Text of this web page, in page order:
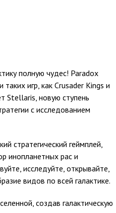
полную чудес! Paradox
игр, как Crusader Kings и
Stellaris, новую ступень
с исследованием
стратегический геймплей,
инопланетных рас и
исследуйте, открывайте,
видов по всей галактике.
создав галактическую